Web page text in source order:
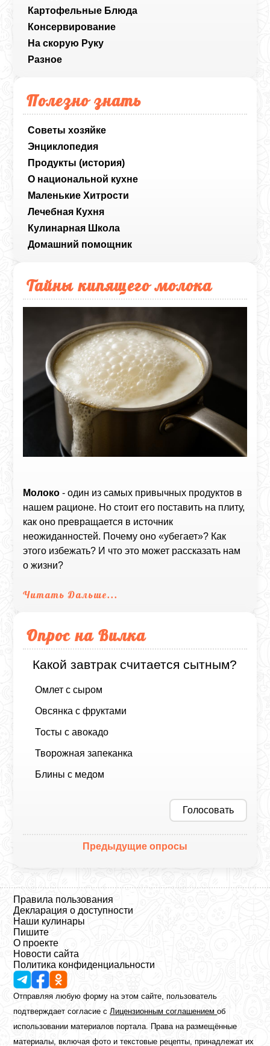
Картофельные Блюда
Консервирование
На скорую Руку
Разное
Полезно знать
Советы хозяйке
Энциклопедия
Продукты (история)
О национальной кухне
Маленькие Хитрости
Лечебная Кухня
Кулинарная Школа
Домашний помощник
Тайны кипящего молока
Молоко - один из самых привычных продуктов в
нашем рационе. Но стоит его поставить на плиту,
как оно превращается в источник
неожиданностей. Почему оно «убегает»? Как
этого избежать? И что это может рассказать нам
о жизни?
Читать Дальше...
Опрос на Вилка
Какой завтрак считается сытным?
Омлет с сыром
Овсянка с фруктами
Тосты с авокадо
Творожная запеканка
Блины с медом
Голосовать
Предыдущие опросы
Правила пользования
Декларация о доступности
Наши кулинары
Пишите
О проекте
Новости сайта
Политика конфиденциальности
Отправляя любую форму на этом сайте, пользователь
подтверждает согласие сЛицензионным соглашениемоб
использовании материалов портала. Права на размещённые
материалы, включая фото и текстовые рецепты, принадлежат их